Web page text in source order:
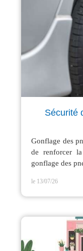
Sécurité
Gonflage des
de renforcer
gonflage des
le 13/07/26